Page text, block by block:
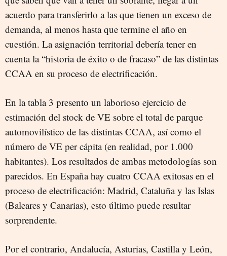
acuerdo para transferirlo a las que tienen un exceso de
demanda, al menos hasta que termine el año en
cuestión. La asignación territorial debería tener en
cuenta la “historia de éxito o de fracaso” de las distintas
CCAA en su proceso de electrificación.
En la tabla 3 presento un laborioso ejercicio de
estimación del stock de VE sobre el total de parque
automovilístico de las distintas CCAA, así como el
número de VE per cápita (en realidad, por 1.000
habitantes). Los resultados de ambas metodologías son
parecidos. En España hay cuatro CCAA exitosas en el
proceso de electrificación: Madrid, Cataluña y las Islas
(Baleares y Canarias), esto último puede resultar
sorprendente.
Por el contrario, Andalucía, Asturias, Castilla y León,